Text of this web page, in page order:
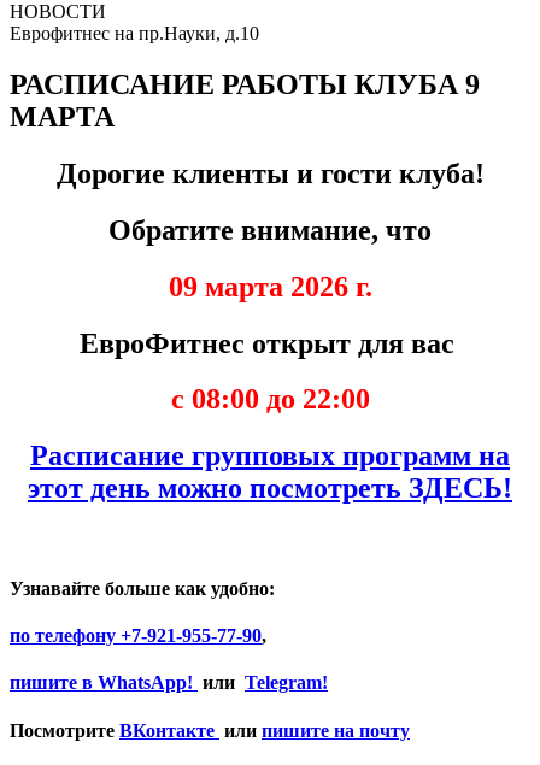
НОВОСТИ
Еврофитнес на пр.Науки, д.10
РАСПИСАНИЕ РАБОТЫ КЛУБА 9
МАРТА
Дорогие клиенты и гости клуба!
Обратите внимание, что
09 марта 2026 г.
ЕвроФитнес открыт для вас
с 08:00 до 22:00
Расписание групповых программ на
этот день можно посмотреть ЗДЕСЬ!
Узнавайте больше как удобно:
по телефону +7-921-955-77-90,
пишите в WhatsApp! или Telegram!
Посмотрите ВКонтакте или пишите на почту